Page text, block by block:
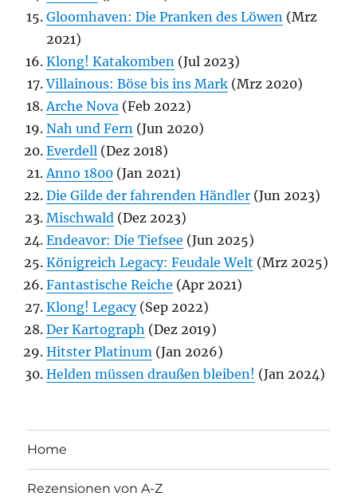
Gloomhaven: Die Pranken des Löwen (Mrz
2021)
Klong! Katakomben (Jul 2023)
Villainous: Böse bis ins Mark (Mrz 2020)
Arche Nova (Feb 2022)
Nah und Fern (Jun 2020)
Everdell (Dez 2018)
Anno 1800 (Jan 2021)
Die Gilde der fahrenden Händler (Jun 2023)
Mischwald (Dez 2023)
Endeavor: Die Tiefsee (Jun 2025)
Königreich Legacy: Feudale Welt (Mrz 2025)
Fantastische Reiche (Apr 2021)
Klong! Legacy(Sep 2022)
Der Kartograph (Dez 2019)
Hitster Platinum (Jan 2026)
Helden müssen draußen bleiben! (Jan 2024)
Home
Rezensionen von A-Z